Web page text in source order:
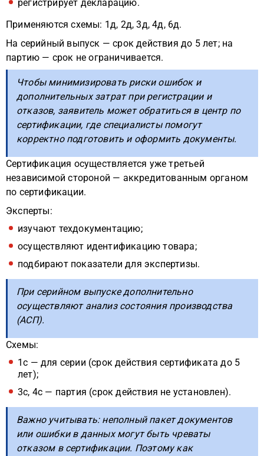
регистрирует декларацию.
Применяются схемы: 1д, 2д, 3д, 4д, 6д.
На серийный выпуск — срок действия до 5 лет; на
партию — срок не ограничивается.
Чтобы минимизировать риски ошибок и
дополнительных затрат при регистрации и
отказов, заявитель может обратиться в центр по
сертификации, где специалисты помогут
корректно подготовить и оформить документы.
Сертификация осуществляется уже третьей
независимой стороной — аккредитованным органом
по сертификации.
Эксперты:
изучают техдокументацию;
осуществляют идентификацию товара;
подбирают показатели для экспертизы.
При серийном выпуске дополнительно
осуществляют анализ состояния производства
(АСП).
Схемы:
1с — для серии (срок действия сертификата до 5
лет);
3с, 4с — партия (срок действия не установлен).
Важно учитывать: неполный пакет документов
или ошибки в данных могут быть чреваты
отказом в сертификации. Поэтому как